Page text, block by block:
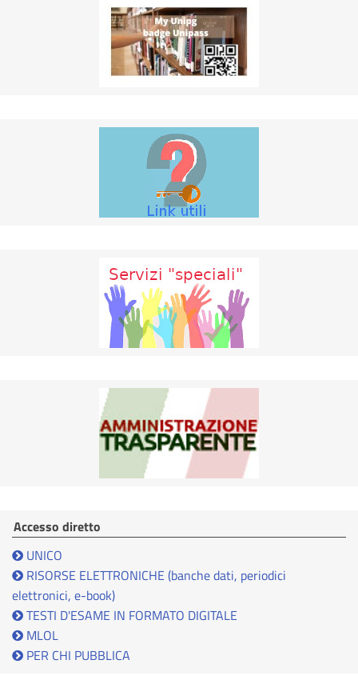
Accesso diretto
UNICO
RISORSE ELETTRONICHE (banche dati, periodici
elettronici, e-book)
TESTI D'ESAME IN FORMATO DIGITALE
MLOL
PER CHI PUBBLICA